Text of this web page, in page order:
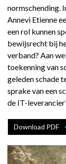
normschending.
Annevi Etienne
een rol kunnen
bewijsrecht bij
verband? Aan
toekenning van
geleden schade
sprake van een
de IT-
Download PDF